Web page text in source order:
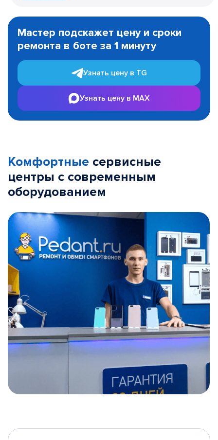
1
Мастер подскажет цену и сроки
ремонта в боте за 1 минуту
Узнать цену в TG
Узнать цену в MAX
Комфортные сервисные
центры с современным
оборудованием
5